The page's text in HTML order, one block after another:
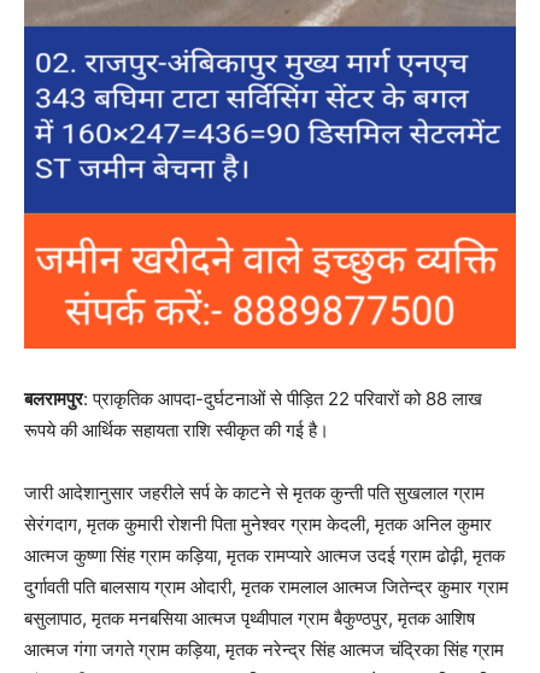
बलरामपुर: प्राकृतिक आपदा-दुर्घटनाओं से पीड़ित 22 परिवारों को 88 लाख
रूपये की आर्थिक सहायता राशि स्वीकृत की गई है।
जारी आदेशानुसार जहरीले सर्प के काटने से मृतक कुन्ती पति सुखलाल ग्राम
सेरंगदाग, मृतक कुमारी रोशनी पिता मुनेश्वर ग्राम केदली, मृतक अनिल कुमार
आत्मज कुष्णा सिंह ग्राम कड़िया, मृतक रामप्यारे आत्मज उदई ग्राम ढोढ़ी, मृतक
दुर्गावती पति बालसाय ग्राम ओदारी, मृतक रामलाल आत्मज जितेन्द्र कुमार ग्राम
बसुलापाठ, मृतक मनबसिया आत्मज पृथ्वीपाल ग्राम बैकुण्ठपुर, मृतक आशिष
आत्मज गंगा जगते ग्राम कड़िया, मृतक नरेन्द्र सिंह आत्मज चंद्रिका सिंह ग्राम